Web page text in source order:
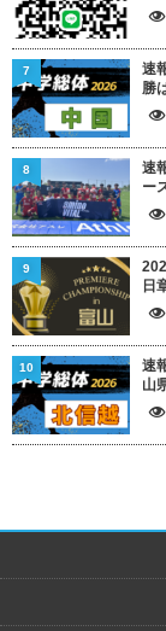
速
勝
7
速
ー
8
日
9
速
山
10